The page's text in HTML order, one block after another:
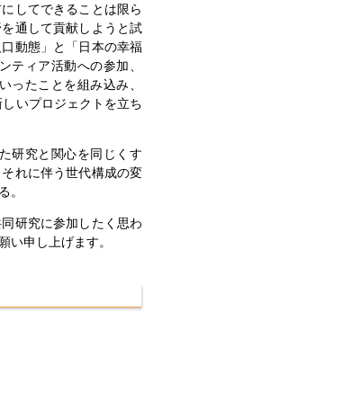
してできることは限ら
通して貢献しようと試
動態」と「日本の幸福
ティア活動への参加、
ったことを組み込み、
いプロジェクトを立ち
研究と関心を同じくす
れに伴う世代構成の変
。
研究に参加したく思わ
い申し上げます。